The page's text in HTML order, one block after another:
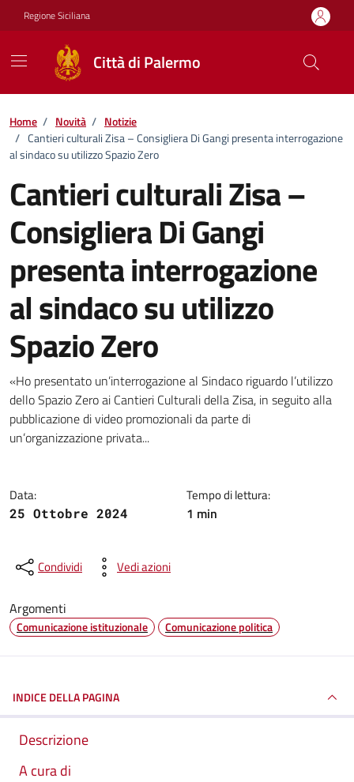
Vai ai contenuti
Vai al footer
Regione Siciliana
Città di Palermo
Home / Novità / Notizie
/ Cantieri culturali Zisa – Consigliera Di Gangi presenta interrogazione
al sindaco su utilizzo Spazio Zero
Cantieri culturali Zisa –
Consigliera Di Gangi
presenta interrogazione
al sindaco su utilizzo
Spazio Zero
Dettagli della notizia
«Ho presentato un’interrogazione al Sindaco riguardo l’utilizzo
dello Spazio Zero ai Cantieri Culturali della Zisa, in seguito alla
pubblicazione di video promozionali da parte di
un’organizzazione privata...
Data:
25 Ottobre 2024
Tempo di lettura:
1 min
Condividi Vedi azioni
Argomenti
Comunicazione istituzionale Comunicazione politica
INDICE DELLA PAGINA
Descrizione
A cura di